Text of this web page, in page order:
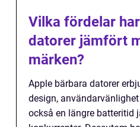
Vilka fördelar
datorer jämfört
märken?
Apple bärbara datorer
design,
också en längre batteritid